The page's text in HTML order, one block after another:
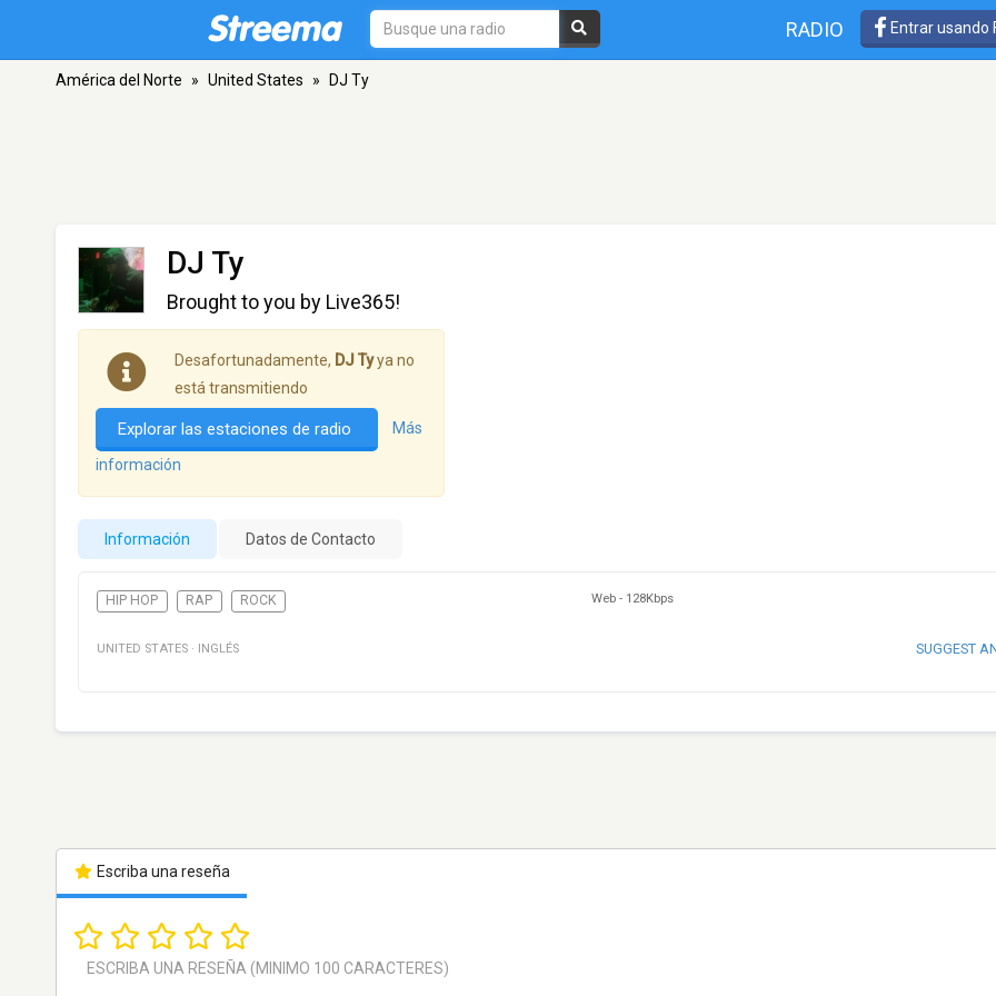
RADIO Entrar usando
América del Norte » United States » DJ Ty
DJ Ty
Brought to you by Live365!
Desafortunadamente, DJ Tyya no
está transmitiendo
Explorar las estaciones de radio Más
información
Información Datos de Contacto
HIP HOP RAP ROCK Web - 128Kbps
UNITED STATES · INGLÉS SUGGEST
Escriba una reseña